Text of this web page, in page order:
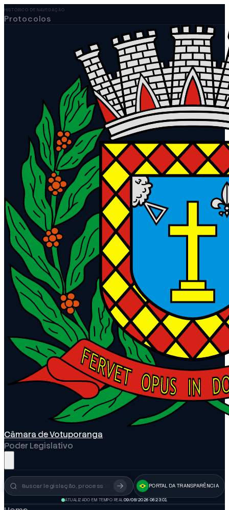
HISTÓRICO DE NAVEGAÇÃO
Protocolos
Câmara de Votuporanga
Poder Legislativo
Busca no portal PORTAL DA TRANSPARÊNCIA
ATUALIZADO EM TEMPO REAL 09/08/2026 08:23:02